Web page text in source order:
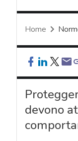
Home
devono